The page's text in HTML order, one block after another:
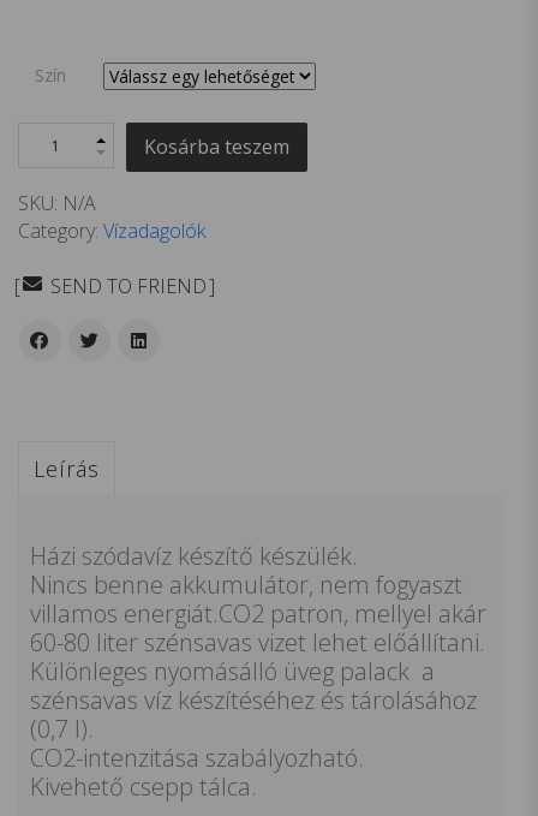
Szín
Kosárba teszem
SKU: N/A
Category: Vízadagolók
SEND TO FRIEND
Leírás
Házi szódavíz készítő készülék.
Nincs benne akkumulátor, nem fogyaszt
villamos energiát.CO2 patron, mellyel akár
60-80 liter szénsavas vizet lehet előállítani.
Különleges nyomásálló üveg palack a
szénsavas víz készítéséhez és tárolásához
(0,7 l).
CO2-intenzitása szabályozható.
Kivehető csepp tálca.